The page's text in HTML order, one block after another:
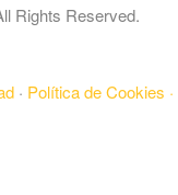
Rights Reserved.
· Política de Cookies ·